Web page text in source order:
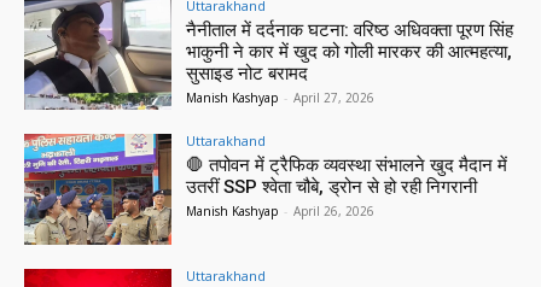
Uttarakhand
नैनीताल में दर्दनाक घटना: वरिष्ठ अधिवक्ता पूरण सिंह
भाकुनी ने कार में खुद को गोली मारकर की आत्महत्या,
सुसाइड नोट बरामद
Manish Kashyap - April 27, 2026
Uttarakhand
🛑 तपोवन में ट्रैफिक व्यवस्था संभालने खुद मैदान में
उतरीं SSP श्वेता चौबे, ड्रोन से हो रही निगरानी
Manish Kashyap - April 26, 2026
Uttarakhand